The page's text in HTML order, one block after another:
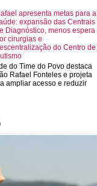
apresenta metas para a
expansão das Centrais
Diagnóstico, menos espera
cirurgias e
do Centro de
do Time do Povo destaca
Rafael Fonteles e projeta
ampliar acesso e reduzir